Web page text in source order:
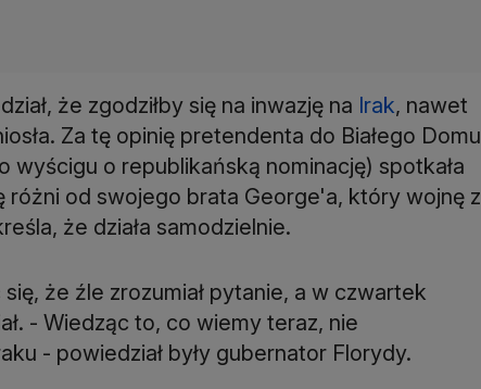
że zgodziłby się na inwazję na Irak, nawet
Za tę opinię pretendenta do Białego Domu
wyścigu o republikańską nominację) spotkała
od swojego brata George'a, który wojnę z
że działa samodzielnie.
że źle zrozumiał pytanie, a w czwartek
- Wiedząc to, co wiemy teraz, nie
- powiedział były gubernator Florydy.